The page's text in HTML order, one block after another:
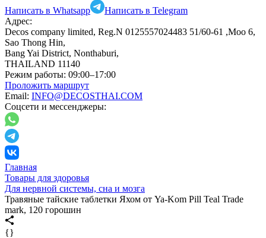
Написать в Whatsapp
Написать в Telegram
Адрес:
Decos company limited, Reg.N 0125557024483 51/60-61 ,Moo 6,
Sao Thong Hin,
Bang Yai District, Nonthaburi,
THAILAND 11140
Режим работы: 09:00–17:00
Проложить маршрут
Email: INFO@DECOSTHAI.COM
Соцсети и мессенджеры:
Главная
Товары для здоровья
Для нервной системы, сна и мозга
Травяные тайские таблетки Яхом от Ya-Kom Pill Teal Trade
mark, 120 горошин
{}